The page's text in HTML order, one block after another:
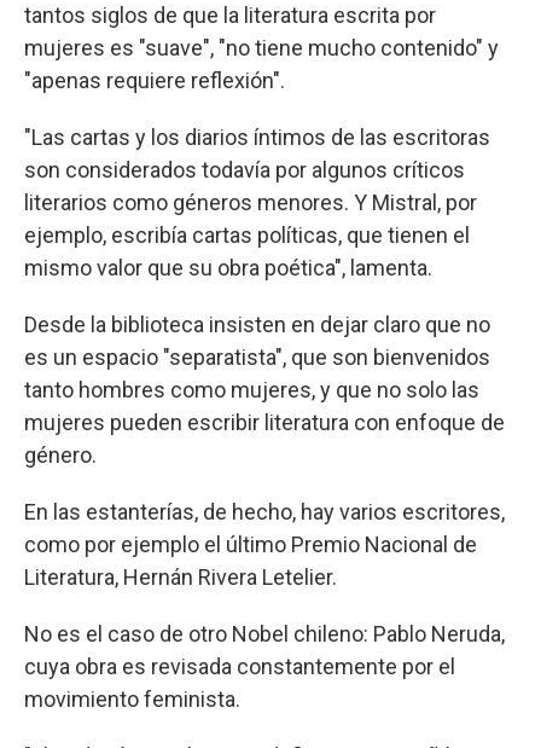
tantos siglos de que la literatura escrita por
mujeres es "suave", "no tiene mucho contenido" y
"apenas requiere reflexión".
"Las cartas y los diarios íntimos de las escritoras
son considerados todavía por algunos críticos
literarios como géneros menores. Y Mistral, por
ejemplo, escribía cartas políticas, que tienen el
mismo valor que su obra poética", lamenta.
Desde la biblioteca insisten en dejar claro que no
es un espacio "separatista", que son bienvenidos
tanto hombres como mujeres, y que no solo las
mujeres pueden escribir literatura con enfoque de
género.
En las estanterías, de hecho, hay varios escritores,
como por ejemplo el último Premio Nacional de
Literatura, Hernán Rivera Letelier.
No es el caso de otro Nobel chileno: Pablo Neruda,
cuya obra es revisada constantemente por el
movimiento feminista.